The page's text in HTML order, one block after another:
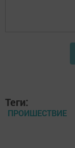
Теги:
ПРОИШЕСТВИЕ